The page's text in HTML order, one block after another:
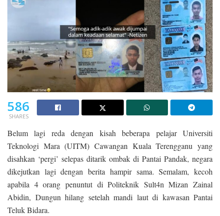
586
SHARES
Belum lagi reda dengan kisah beberapa pelajar Universiti
Teknologi Mara (UITM) Cawangan Kuala Terengganu yang
disahkan ‘pergi’ selepas ditarik ombak di Pantai Pandak, negara
dikejutkan lagi dengan berita hampir sama. Semalam, kecoh
apabila 4 orang penuntut di Politeknik Sult4n Mizan Zainal
Abidin, Dungun hilang setelah mandi laut di kawasan Pantai
Teluk Bidara.